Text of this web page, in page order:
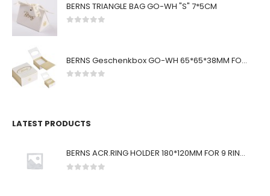
BERNS TRIANGLE BAG GO-WH "S" 7*5CM
BERNS Geschenkbox GO-WH 65*65*38MM FOR SMALL SETS
LATEST PRODUCTS
BERNS ACR.RING HOLDER 180*120MM FOR 9 RINGS